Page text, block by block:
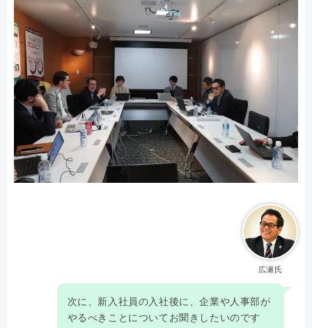
広瀬氏
次に、新入社員の入社後に、企業や人事部が
やるべきことについてお聞きしたいのです